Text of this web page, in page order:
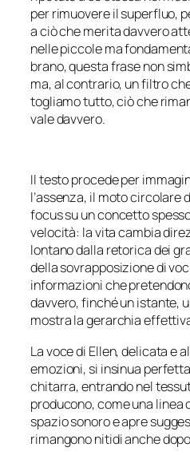
per rimuovere il superfluo,
a ciò che merita davvero
nelle piccole ma
brano, questa frase non
ma, al contrario, un filtro
togliamo tutto, ciò che
vale davvero.
Il testo procede per
l’assenza, il moto
focus su un concetto
velocità: la vita cambia
lontano dalla retorica dei
della sovrapposizione di
informazioni che
davvero, finché un istante,
mostra la gerarchia
La voce di Ellen, delicata e
emozioni, si insinua
chitarra, entrando nel
producono, come una linea
spazio sonoro e apre
rimangono nitidi anche